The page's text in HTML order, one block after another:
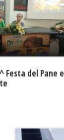
Festa del Pane e